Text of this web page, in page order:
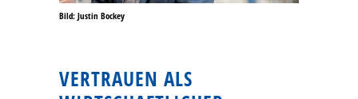
VERTRAUEN ALS
Bild: Justin Bockey